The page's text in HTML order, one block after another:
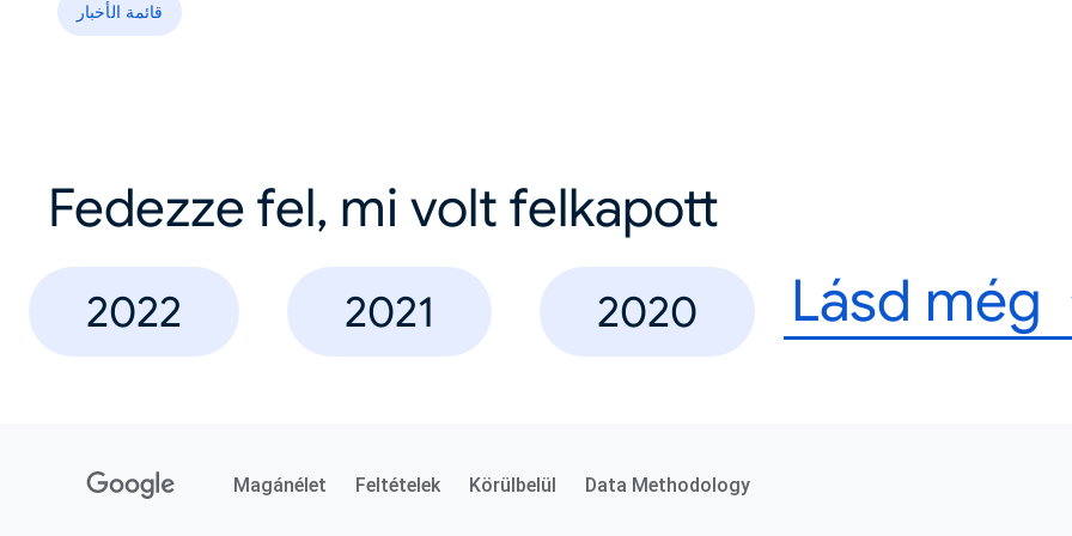
قائمة الأخبار
Fedezze fel, mi volt felkapott
2022 2021 2020 Lásd még
Magánélet Feltételek Körülbelül Data Methodology